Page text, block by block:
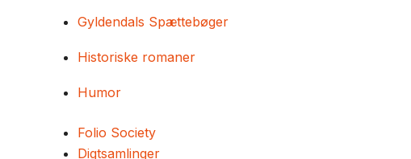
Gyldendals Spættebøger
Historiske romaner
Humor
Folio Society
Digtsamlinger